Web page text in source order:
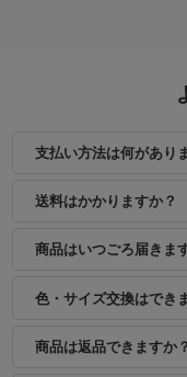
支払い方法は何があり
送料はかかりますか？
商品はいつごろ届きま
色・サイズ交換はでき
商品は返品できますか？